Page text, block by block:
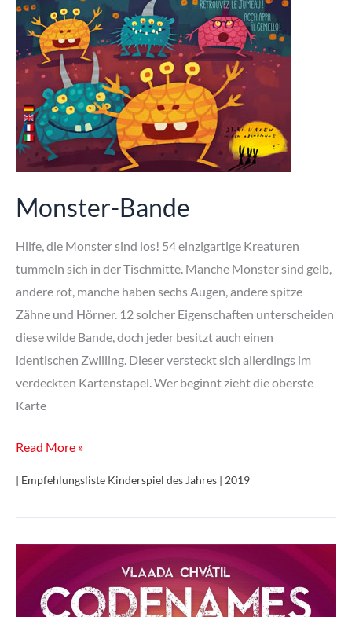
Monster-Bande
Hilfe, die Monster sind los! 54 einzigartige Kreaturen
tummeln sich in der Tischmitte. Manche Monster sind gelb,
andere rot, manche haben sechs Augen, andere spitze
Zähne und Hörner. 12 solcher Eigenschaften unterscheiden
diese wilde Bande, doch jeder besitzt auch einen
identischen Zwilling. Dieser versteckt sich allerdings im
verdeckten Kartenstapel. Wer beginnt zieht die oberste
Karte
Monster-
Read More »
| Empfehlungsliste Kinderspiel des Jahres | 2019